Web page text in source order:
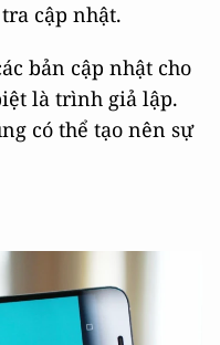
cập nhật.
bản cập nhật cho
là trình giả lập.
có thể tạo nên sự